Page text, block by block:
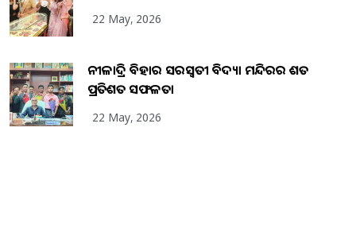
22 May, 2026
ନୀଳାଦ୍ରି ବିହାର ସରସ୍ୱତୀ ବିଦ୍ୟା ମନ୍ଦିରର ଶତ
ପ୍ରତିଶତ ସଫଳତା
22 May, 2026